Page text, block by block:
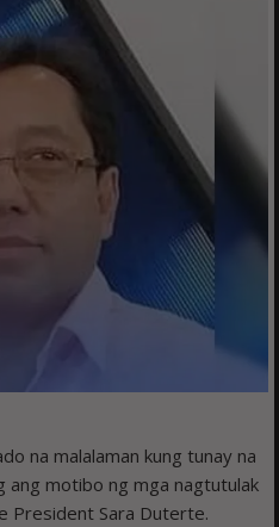
na malalaman kung tunay na
ang motibo ng mga nagtutulak
President Sara Duterte.